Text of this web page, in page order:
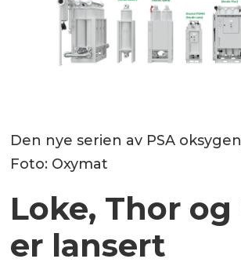
Den nye serien av PSA
Foto: Oxymat
Loke, Thor og
er lansert